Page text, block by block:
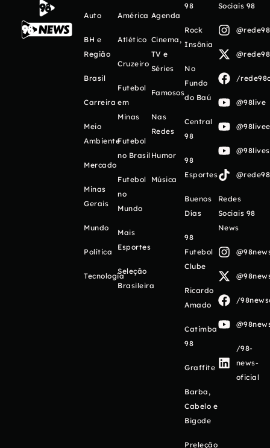
Auto
BH e
Região
Brasil
Carreira
Meio
Ambiente
Mercado
Minas
Gerais
Mundo
Política
Tecnologia
América
Atlético
Cruzeiro
Futebol
em
Minas
Futebol
no Brasil
Futebol
no
Mundo
Mais
Esportes
Seleção
Brasileira
Agenda
Cinema,
TV e
Séries
Famosos
Nas
Redes
Humor
Música
98
Rock
Insônia
No
Fundo
do Baú
Central
98
98
Esportes
Buenos
Días
98
Futebol
Clube
Ricardo
Amado
Catimba
98
Graffite
Barba,
Cabelo e
Bigode
Preleção
Sociais 98
/
@98live
Redes
Sociais 98
News
/
/98-
news-
oficial